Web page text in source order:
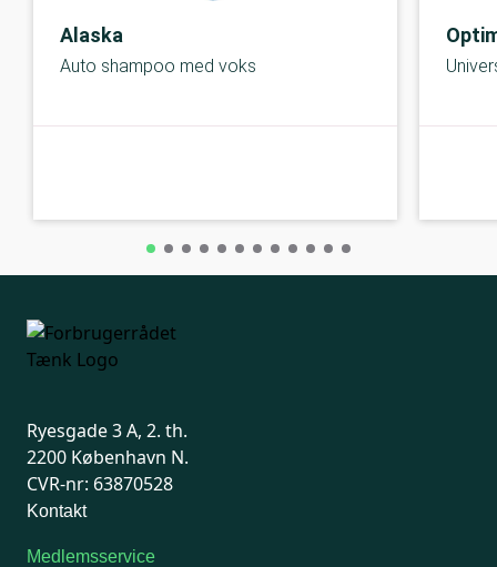
Alaska
Auto shampoo med voks
Ryesgade 3 A, 2. th.
2200 København N.
CVR-nr: 63870528
Kontakt
Medlemsservice